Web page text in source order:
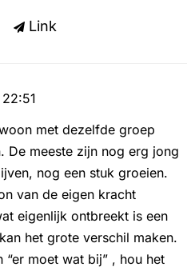
Link
met dezelfde groep
De meeste zijn nog erg jong
nog een stuk groeien.
van de eigen kracht
eigenlijk ontbreekt is een
het grote verschil maken.
“er moet wat bij” , hou het